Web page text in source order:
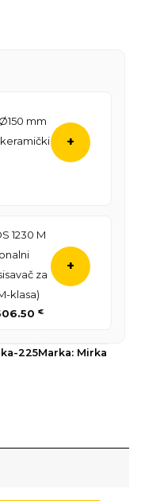
mm
+
1230 M
za
klasa)
€
je:
1,606.50 €.
+
225Marka: Mirka